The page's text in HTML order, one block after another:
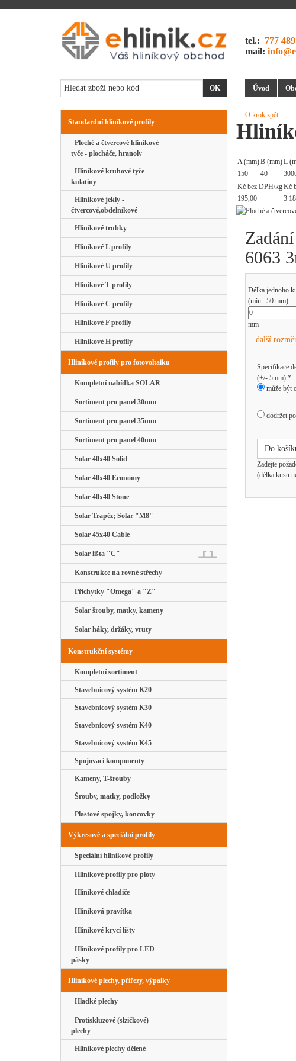
tel.: 777
mail:
Úvod
Standardní hliníkové profily
Ploché a čtvercové hliníkové
tyče - plocháče, hranoly
Hliníkové kruhové tyče -
kulatiny
Hliníkové jekly -
čtvercové,obdelníkové
Hliníkové trubky
Hliníkové L profily
Hliníkové U profily
Hliníkové T profily
Hliníkové C profily
Hliníkové F profily
Hliníkové H profily
Hliníkové profily pro fotovoltaiku
Kompletní nabídka SOLAR
Sortiment pro panel 30mm
Sortiment pro panel 35mm
Sortiment pro panel 40mm
Solar 40x40 Solid
Solar 40x40 Economy
Solar 40x40 Stone
Solar Trapéz; Solar "M8"
Solar 45x40 Cable
Solar lišta "C"
Konstrukce na rovné střechy
Příchytky "Omega" a "Z"
Solar šrouby, matky, kameny
Solar háky, držáky, vruty
Konstrukční systémy
Kompletní sortiment
Stavebnicový systém K20
Stavebnicový systém K30
Stavebnicový systém K40
Stavebnicový systém K45
Spojovací komponenty
Kameny, T-šrouby
Šrouby, matky, podložky
Plastové spojky, koncovky
Výkresové a speciální profily
Speciální hliníkové profily
Hliníkové profily pro ploty
Hliníkové chladiče
Hliníková pravítka
Hliníkové krycí lišty
Hliníkové profily pro LED
pásky
Hliníkové plechy, přířezy, výpalky
Hladké plechy
Protiskluzové (slzičkové)
plechy
Hliníkové plechy dělené
O krok zpět
A (mm)B (mm)L
150
40
Kč bez DPH/kgKč
195,00
3
6063
Délka jednoho
(min.: 50 mm)
mm
další
Specifikace
(+/- 5mm) *
může být
dodržet
Do
Zadejte
(délka kusu